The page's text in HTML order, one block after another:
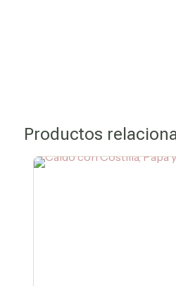
Productos